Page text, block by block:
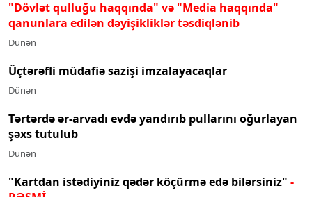
"Dövlət qulluğu haqqında" və "Media haqqında"
qanunlara edilən dəyişikliklər təsdiqlənib
Dünən
Üçtərəfli müdafiə sazişi imzalayacaqlar
Dünən
Tərtərdə ər-arvadı evdə yandırıb pullarını oğurlayan
şəxs tutulub
Dünən
"Kartdan istədiyiniz qədər köçürmə edə bilərsiniz" -